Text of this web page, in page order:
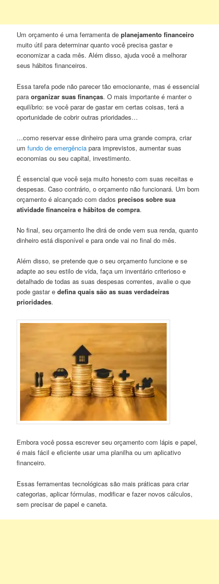
Um orçamento é uma ferramenta deplanejamento financeiro
muito útil para determinar quanto você precisa gastar e
economizar a cada mês. Além disso, ajuda você a melhorar
seus hábitos financeiros.
Essa tarefa pode não parecer tão emocionante, mas é essencial
paraorganizar suas finanças. O mais importante é manter o
equilíbrio: se você parar de gastar em certas coisas, terá a
oportunidade de cobrir outras prioridades…
…como reservar esse dinheiro para uma grande compra, criar
umfundo de emergência para imprevistos, aumentar suas
economias ou seu capital, investimento.
É essencial que você seja muito honesto com suas receitas e
despesas. Caso contrário, o orçamento não funcionará. Um bom
orçamento é alcançado com dadosprecisos sobre sua
atividade financeira e hábitos de compra.
No final, seu orçamento lhe dirá de onde vem sua renda, quanto
dinheiro está disponível e para onde vai no final do mês.
Além disso, se pretende que o seu orçamento funcione e se
adapte ao seu estilo de vida, faça um inventário criterioso e
detalhado de todas as suas despesas correntes, avalie o que
pode gastar edefina quais são as suas verdadeiras
prioridades.
Embora você possa escrever seu orçamento com lápis e papel,
é mais fácil e eficiente usar uma planilha ou um aplicativo
financeiro.
Essas ferramentas tecnológicas são mais práticas para criar
categorias, aplicar fórmulas, modificar e fazer novos cálculos,
sem precisar de papel e caneta.